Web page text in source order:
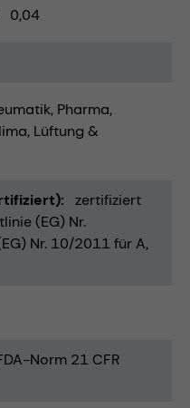
0,04
Pharma
Lüftung &
zertifiziert
(EG) Nr.
Nr. 10/2011 für A,
Norm 21 CFR